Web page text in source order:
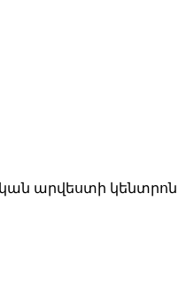
արվեստի կենտրոն